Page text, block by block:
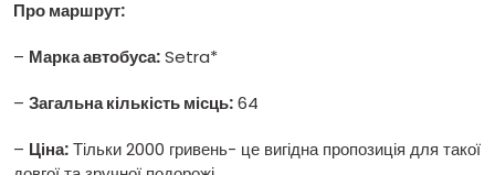
Про маршрут:
– Марка автобуса:Setra*
– Загальна кількість місць:64
– Ціна:Тільки 2000 гривень- це вигідна пропозиція для такої